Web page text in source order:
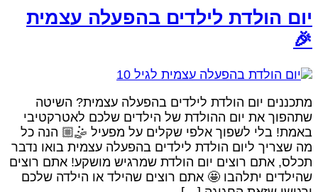
הולדת לילדים בהפעלה עצמית
יום הולדת לילדים בהפעלה עצמית? השיטה
את יום ההולדת של הילדים שלכם לאטרקטיבי
בלי לשפוך אלפי שקלים על מפעיל 🤹🏼 הנה כל
שצריך ליום הולדת לילדים בהפעלה עצמית בואו נדבר
אתם רוצים יום הולדת שמרגיש מושקע! אתם רוצים
יתלהבו 🤩 אתם רוצים שהילד או הילדה שלכם